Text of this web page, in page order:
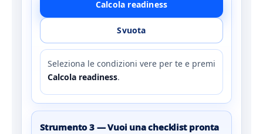
Calcola readiness
Svuota
Seleziona le condizioni vere per te e premi
Calcola readiness.
Strumento 3 — Vuoi una checklist pronta